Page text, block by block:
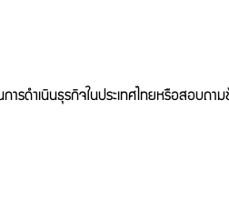
ารดำเนินธุรกิจในประเทศไทยหรือสอบถา